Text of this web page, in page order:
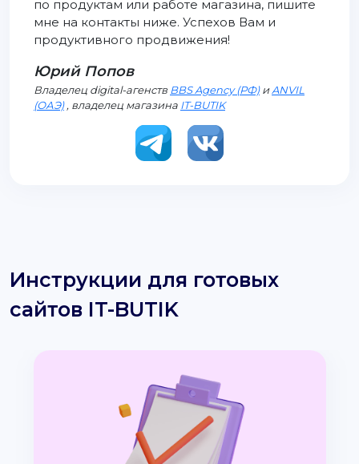
по продуктам или работе магазина, пишите
мне на контакты ниже. Успехов Вам и
продуктивного продвижения!
Юрий Попов
Владелец digital-агенств BBS Agency (РФ)иANVIL
(ОАЭ), владелец магазина IT-BUTIK
Инструкции для готовых
сайтов IT-BUTIK